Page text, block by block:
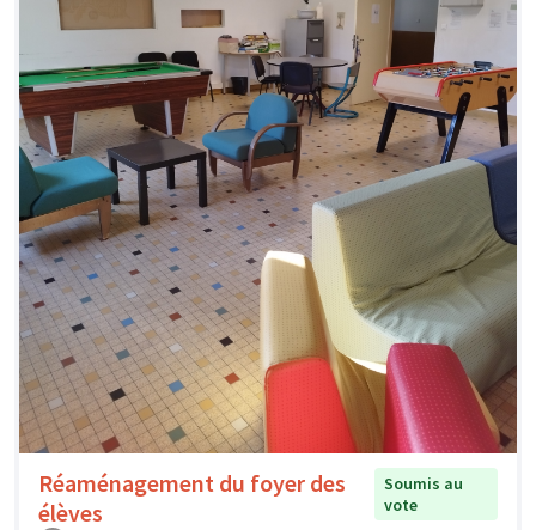
Réaménagement du foyer des
élèves
Soumis au
vote